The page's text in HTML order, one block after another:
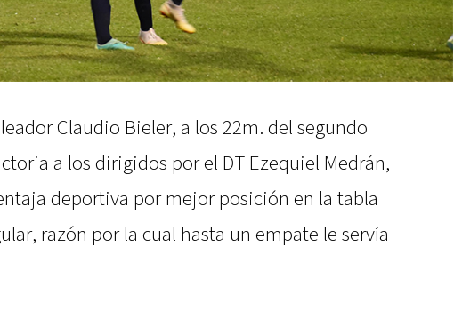
Claudio Bieler, a los 22m. del segundo
a los dirigidos por el DT Ezequiel Medrán,
deportiva por mejor posición en la tabla
razón por la cual hasta un empate le servía